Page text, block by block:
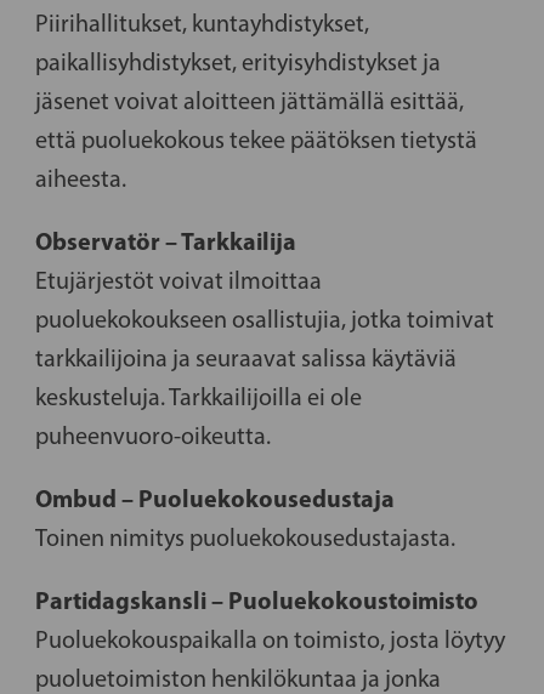
Piirihallitukset, kuntayhdistykset,
paikallisyhdistykset, erityisyhdistykset ja
jäsenet voivat aloitteen jättämällä esittää,
että puoluekokous tekee päätöksen tietystä
aiheesta.
Observatör – Tarkkailija
Etujärjestöt voivat ilmoittaa
puoluekokoukseen osallistujia, jotka toimivat
tarkkailijoina ja seuraavat salissa käytäviä
keskusteluja. Tarkkailijoilla ei ole
puheenvuoro-oikeutta.
Ombud – Puoluekokousedustaja
Toinen nimitys puoluekokousedustajasta.
Partidagskansli – Puoluekokoustoimisto
Puoluekokouspaikalla on toimisto, josta löytyy
puoluetoimiston henkilökuntaa ja jonka